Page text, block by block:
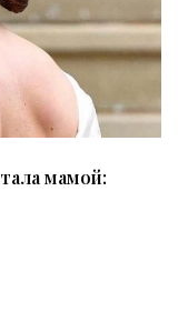
мамой: